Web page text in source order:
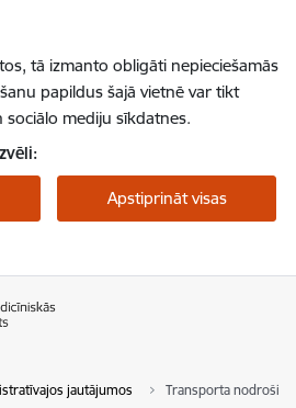
tā izmanto obligāti nepieciešamās
papildus šajā vietnē var tikt
mediju sīkdatnes.
Apstiprināt visas
jautājumos Transporta